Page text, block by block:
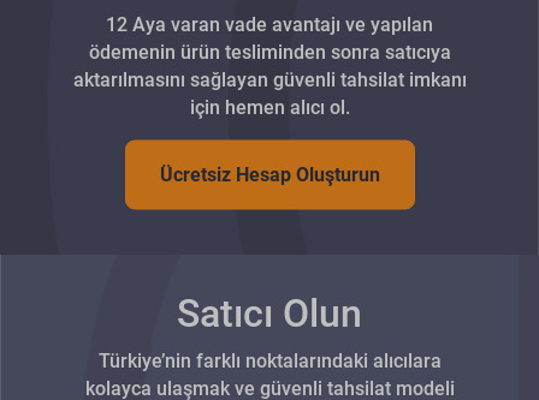
12 Aya varan vade avantajı ve yapılan
ödemenin ürün tesliminden sonra satıcıya
aktarılmasını sağlayan güvenli tahsilat imkanı
için hemen alıcı ol.
Ücretsiz Hesap Oluşturun
Satıcı Olun
Türkiye’nin farklı noktalarındaki alıcılara
kolayca ulaşmak ve güvenli tahsilat modeli